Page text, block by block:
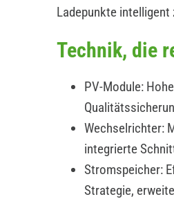
Ladepunkte
Technik, die
PV-Module:
Wechselrichter:
integrierte
Stromspeicher:
Strategie,